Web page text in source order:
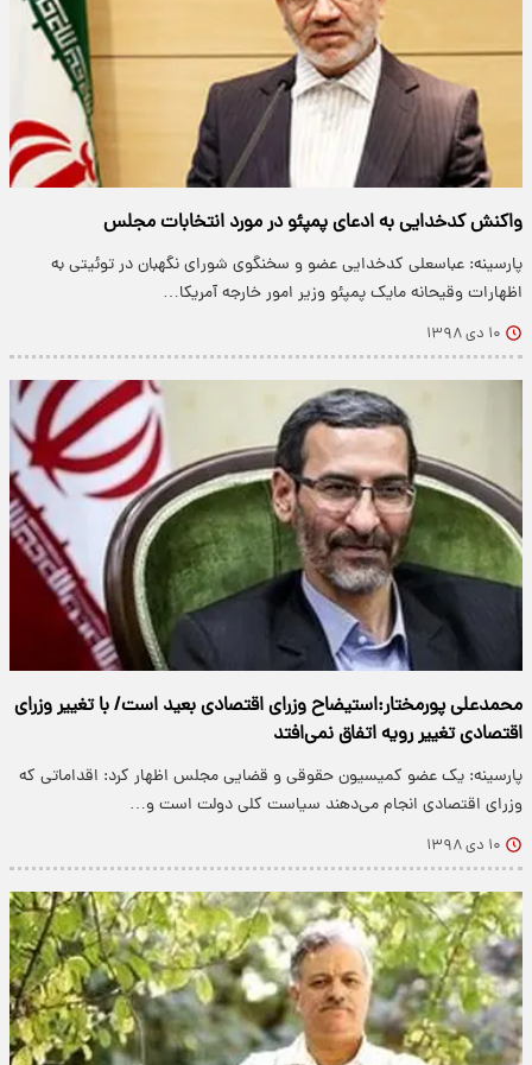
واکنش کدخدایی به ادعای پمپئو در مورد انتخابات مجلس
پارسینه: عباسعلی کدخدایی عضو و سخنگوی شورای نگهبان در توئیتی به
اظهارات وقیحانه مایک پمپئو وزیر امور خارجه آمریکا…
۱۰ دی ۱۳۹۸
محمدعلی پورمختار:استیضاح وزرای اقتصادی بعید است/ با تغییر وزرای
اقتصادی تغییر رویه اتفاق نمی‌افتد
پارسینه: یک عضو کمیسیون حقوقی و قضایی مجلس اظهار کرد: اقداماتی که
وزرای اقتصادی انجام می‌دهند سیاست کلی دولت است و…
۱۰ دی ۱۳۹۸